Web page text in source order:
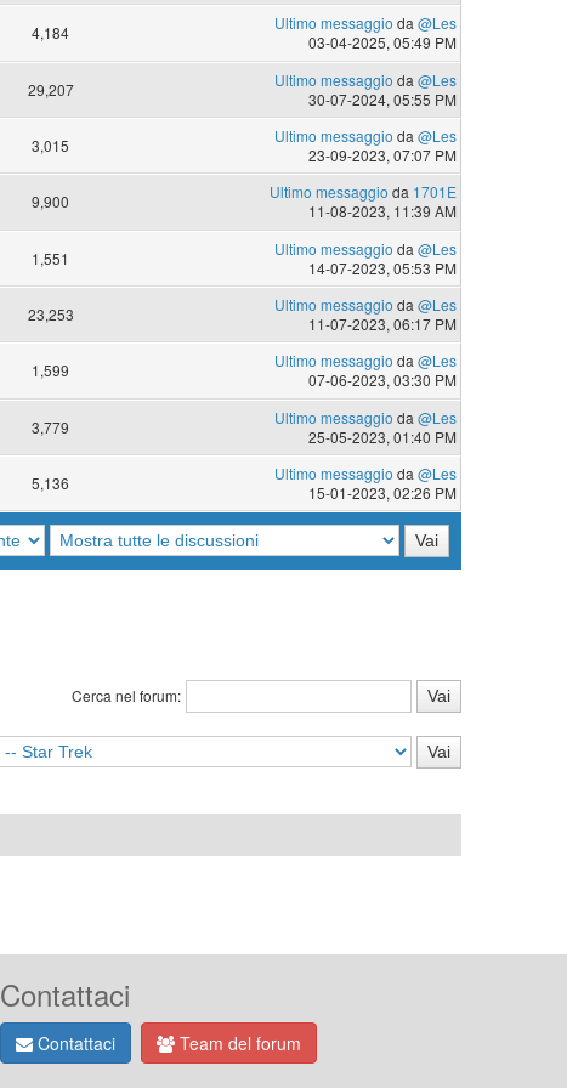
4,184 Ultimo messaggio da@Les
03-04-2025, 05:49 PM
29,207 Ultimo messaggio da @Les
30-07-2024, 05:55 PM
3,015 Ultimo messaggio da @Les
23-09-2023, 07:07 PM
9,900 Ultimo messaggio da 1701E
11-08-2023, 11:39 AM
1,551 Ultimo messaggio da @Les
14-07-2023, 05:53 PM
23,253 Ultimo messaggio da @Les
11-07-2023, 06:17 PM
1,599 Ultimo messaggio da @Les
07-06-2023, 03:30 PM
3,779 Ultimo messaggio da @Les
25-05-2023, 01:40 PM
5,136 Ultimo messaggio da @Les
15-01-2023, 02:26 PM
Cerca nel forum:
Contattaci
Contattaci Team del forum